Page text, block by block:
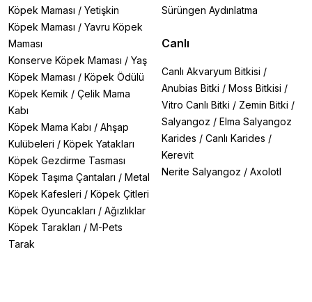
Köpek Maması / Yetişkin
Köpek Maması / Yavru Köpek
Maması
Konserve Köpek Maması / Yaş
Köpek Maması / Köpek Ödülü
Köpek Kemik / Çelik Mama
Kabı
Köpek Mama Kabı / Ahşap
Kulübeleri / Köpek Yatakları
Köpek Gezdirme Tasması
Köpek Taşıma Çantaları / Metal
Köpek Kafesleri / Köpek Çitleri
Köpek Oyuncakları / Ağızlıklar
Köpek Tarakları / M-Pets
Tarak
Sürüngen Aydınlatma
Canlı
Canlı Akvaryum Bitkisi /
Anubias Bitki / Moss Bitkisi /
Vitro Canlı Bitki / Zemin Bitki /
Salyangoz / Elma Salyangoz
Karides / Canlı Karides /
Kerevit
Nerite Salyangoz / Axolotl